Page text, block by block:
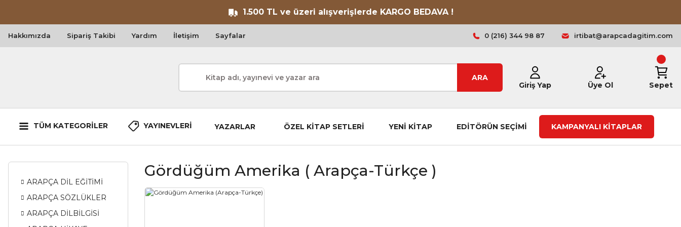
1.500 TL ve üzeri alışverişlerde KARGO BEDAVA !
Hakkımızda Sipariş Takibi Yardım İletişim Sayfalar 0 (216) 344 98 87 irtibat@arapcadagitim.com
ARA
Giriş Yap
Üye Ol Sepet
TÜM KATEGORİLER YAYINEVLERİ YAZARLAR ÖZEL KİTAP SETLERİ YENİ KİTAP EDİTÖRÜN SEÇİMİ KAMPANYALI KİTAPLAR
ARAPÇA DİL EĞİTİMİ
ARAPÇA SÖZLÜKLER
ARAPÇA DİLBİLGİSİ
Gördüğüm Amerika ( Arapça-Türkçe )